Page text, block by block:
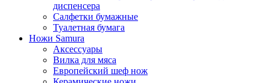
диспенсера
Салфетки бумажные
Туалетная бумага
Ножи Samura
Аксессуары
Вилка для мяса
Европейский шеф нож